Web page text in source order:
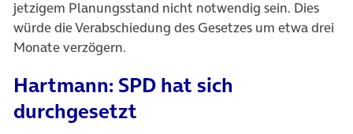
jetzigem Planungsstand nicht notwendig sein. Dies
würde die Verabschiedung des Gesetzes um etwa drei
Monate verzögern.
Hartmann: SPD hat sich
durchgesetzt